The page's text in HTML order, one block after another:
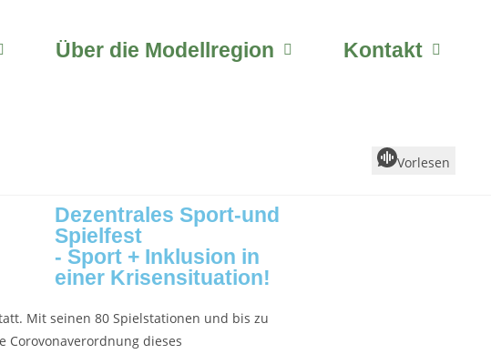
Über die Modellregion Kontakt
Vorlesen
Dezentrales Sport-und
Spielfest
- Sport + Inklusion in
einer Krisensituation!
Mit seinen 80 Spielstationen und bis zu
Corovonaverordnung dieses